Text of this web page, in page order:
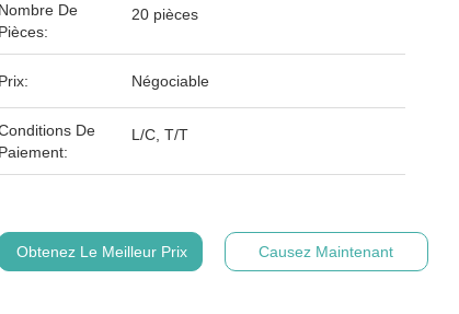
Nombre De
Pièces:
20 pièces
Prix: Négociable
De
Paiement:
L/C, T/T
Obtenez Le Meilleur Prix Causez Maintenant